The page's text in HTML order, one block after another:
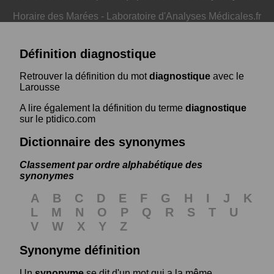
Horaire des Marées - Laboratoire d'Analyses Médicales.fr
Définition diagnostique
Retrouver la définition du motdiagnostique avec le
Larousse
A lire également la définition du terme diagnostique
sur le ptidico.com
Dictionnaire des synonymes
Classement par ordre alphabétique des
synonymes
A B C D E F G H I J
K
L
M N O P Q R S T
U
V
W X Y
Z
Synonyme définition